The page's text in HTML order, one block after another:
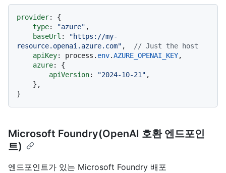
provider: {
type: "azure" ,
baseUrl :
"https://my-
resource.openai.azure.com" ,
// Just the host
apiKey: process. env.AZURE_OPENAI_KEY,
azure: {
apiVersion: "2024-10-21" ,
Microsoft Foundry(OpenAI 호환 엔드포인
트)
엔드포인트가 있는 Microsoft Foundry 배포